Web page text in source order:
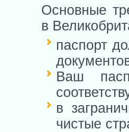
Основные
в
паспорт
Ваш
в
чистые